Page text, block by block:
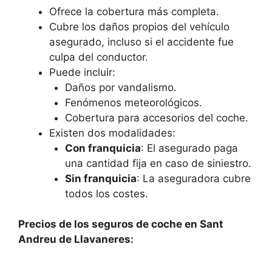
Ofrece la cobertura más completa.
Cubre los daños propios del vehículo
asegurado, incluso si el accidente fue
culpa del conductor.
Puede incluir:
Daños por vandalismo.
Fenómenos meteorológicos.
Cobertura para accesorios del coche.
Existen dos modalidades:
Con franquicia: El asegurado paga
una cantidad fija en caso de siniestro.
Sin franquicia: La aseguradora cubre
todos los costes.
Precios de los seguros de coche en Sant
Andreu de Llavaneres: